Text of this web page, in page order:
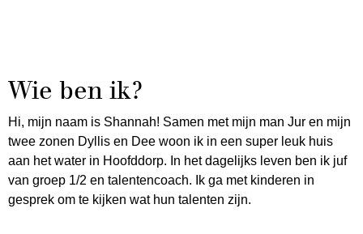
Wie ben ik?
Hi, mijn naam is Shannah! Samen met mijn man Jur en mijn
twee zonen Dyllis en Dee woon ik in een super leuk huis
aan het water in Hoofddorp. In het dagelijks leven ben ik juf
van groep 1/2 en talentencoach. Ik ga met kinderen in
gesprek om te kijken wat hun talenten zijn.